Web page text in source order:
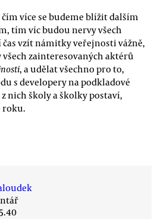
čím více se budeme blížit dalším
tím víc budou nervy všech
čas vzít námitky veřejnosti vážně,
zainteresovaných aktérů
, a udělat všechno pro to,
s developery na podkladové
nich školy a školky postaví,
roku.